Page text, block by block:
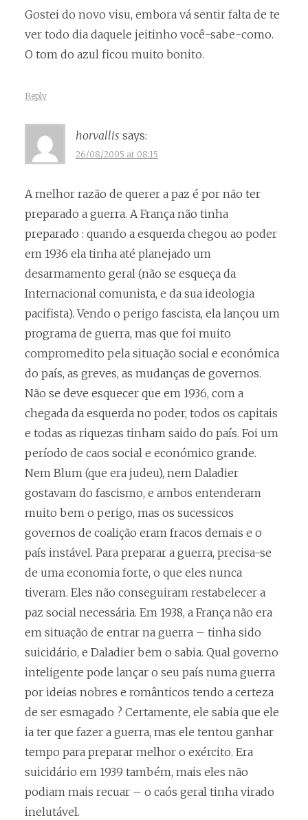
Gostei do novo visu, embora vá sentir falta de te
ver todo dia daquele jeitinho você-sabe-como.
O tom do azul ficou muito bonito.
Reply
horvallis says:
26/08/2005 at 08:15
A melhor razão de querer a paz é por não ter
preparado a guerra. A França não tinha
preparado : quando a esquerda chegou ao poder
em 1936 ela tinha até planejado um
desarmamento geral (não se esqueça da
Internacional comunista, e da sua ideologia
pacifista). Vendo o perigo fascista, ela lançou um
programa de guerra, mas que foi muito
compromedito pela situação social e económica
do país, as greves, as mudanças de governos.
Não se deve esquecer que em 1936, com a
chegada da esquerda no poder, todos os capitais
e todas as riquezas tinham saido do país. Foi um
período de caos social e económico grande.
Nem Blum (que era judeu), nem Daladier
gostavam do fascismo, e ambos entenderam
muito bem o perigo, mas os sucessicos
governos de coalição eram fracos demais e o
país instável. Para preparar a guerra, precisa-se
de uma economia forte, o que eles nunca
tiveram. Eles não conseguiram restabelecer a
paz social necessária. Em 1938, a França não era
em situação de entrar na guerra – tinha sido
suicidário, e Daladier bem o sabia. Qual governo
inteligente pode lançar o seu país numa guerra
por ideias nobres e românticos tendo a certeza
de ser esmagado ? Certamente, ele sabia que ele
ia ter que fazer a guerra, mas ele tentou ganhar
tempo para preparar melhor o exército. Era
suicidário em 1939 também, mais eles não
podiam mais recuar – o caós geral tinha virado
inelutável.